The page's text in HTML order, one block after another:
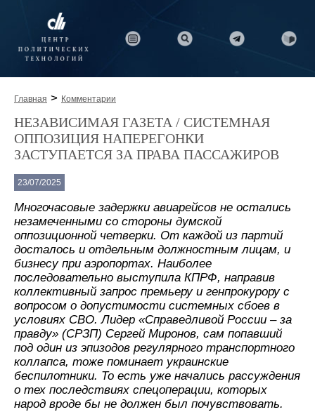
Главная > Комментарии
НЕЗАВИСИМАЯ ГАЗЕТА / СИСТЕМНАЯ
ОППОЗИЦИЯ НАПЕРЕГОНКИ
ЗАСТУПАЕТСЯ ЗА ПРАВА ПАССАЖИРОВ
23/07/2025
Многочасовые задержки авиарейсов не остались
незамеченными со стороны думской
оппозиционной четверки. От каждой из партий
досталось и отдельным должностным лицам, и
бизнесу при аэропортах. Наиболее
последовательно выступила КПРФ, направив
коллективный запрос премьеру и генпрокурору с
вопросом о допустимости системных сбоев в
условиях СВО. Лидер «Справедливой России – за
правду» (СРЗП) Сергей Миронов, сам попавший
под один из эпизодов регулярного транспортного
коллапса, тоже поминает украинские
беспилотники. То есть уже начались рассуждения
о тех последствиях спецоперации, которых
народ вроде бы не должен был почувствовать.